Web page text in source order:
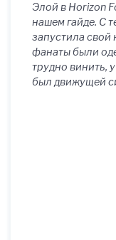
Элой в Horizon
нашем гайде. С
запустила свой
фанаты были
трудно винить,
был движущей